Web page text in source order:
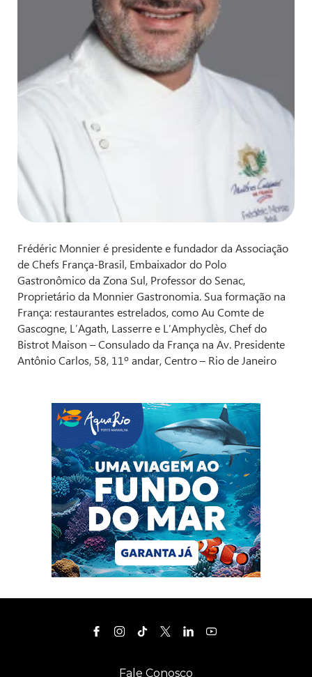
Frédéric Monnier é presidente e fundador da Associação
de Chefs França-Brasil, Embaixador do Polo
Gastronômico da Zona Sul, Professor do Senac,
Proprietário da Monnier Gastronomia. Sua formação na
França: restaurantes estrelados, como Au Comte de
Gascogne, L’Agath, Lasserre e L’Amphyclès, Chef do
Bistrot Maison – Consulado da França na Av. Presidente
Antônio Carlos, 58, 11º andar, Centro – Rio de Janeiro
Fale Conosco